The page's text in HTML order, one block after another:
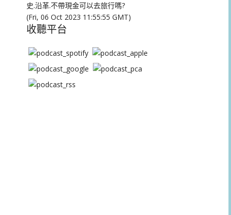
史.沿革.不帶現金可以去旅行嗎?
(Fri, 06 Oct 2023 11:55:55 GMT)
收聽平台